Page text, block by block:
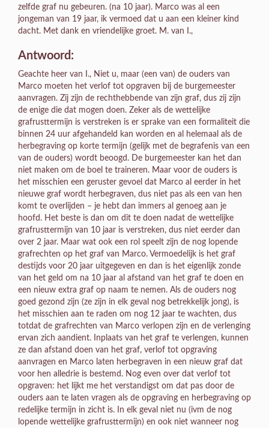
zelfde graf nu gebeuren. (na 10 jaar). Marco was al een
jongeman van 19 jaar, ik vermoed dat u aan een kleiner kind
dacht. Met dank en vriendelijke groet. M. van I.,
Antwoord:
Geachte heer van I., Niet u, maar (een van) de ouders van
Marco moeten het verlof tot opgraven bij de burgemeester
aanvragen. Zij zijn de rechthebbende van zijn graf, dus zij zijn
de enige die dat mogen doen. Zeker als de wettelijke
grafrusttermijn is verstreken is er sprake van een formaliteit die
binnen 24 uur afgehandeld kan worden en al helemaal als de
herbegraving op korte termijn (gelijk met de begrafenis van een
van de ouders) wordt beoogd. De burgemeester kan het dan
niet maken om de boel te traineren. Maar voor de ouders is
het misschien een geruster gevoel dat Marco al eerder in het
nieuwe graf wordt herbegraven, dus niet pas als een van hen
komt te overlijden – je hebt dan immers al genoeg aan je
hoofd. Het beste is dan om dit te doen nadat de wettelijke
grafrusttermijn van 10 jaar is verstreken, dus niet eerder dan
over 2 jaar. Maar wat ook een rol speelt zijn de nog lopende
grafrechten op het graf van Marco. Vermoedelijk is het graf
destijds voor 20 jaar uitgegeven en dan is het eigenlijk zonde
van het geld om na 10 jaar al afstand van het graf te doen en
een nieuw extra graf op naam te nemen. Als de ouders nog
goed gezond zijn (ze zijn in elk geval nog betrekkelijk jong), is
het misschien aan te raden om nog 12 jaar te wachten, dus
totdat de grafrechten van Marco verlopen zijn en de verlenging
ervan zich aandient. Inplaats van het graf te verlengen, kunnen
ze dan afstand doen van het graf, verlof tot opgraving
aanvragen en Marco laten herbegraven in een nieuw graf dat
voor hen alledrie is bestemd. Nog even over dat verlof tot
opgraven: het lijkt me het verstandigst om dat pas door de
ouders aan te laten vragen als de opgraving en herbegraving op
redelijke termijn in zicht is. In elk geval niet nu (ivm de nog
lopende wettelijke grafrusttermijn) en ook niet wanneer nog